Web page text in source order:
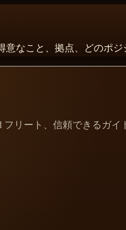
なこと、拠点、どのポ
フリート、信頼できる